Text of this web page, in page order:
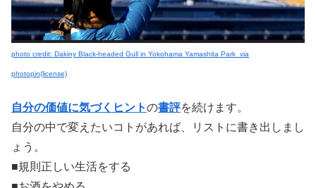
photo credit: Dakiny Black-headed Gull in Yokohama Yamashita Park via
photopin(license)
自分の価値に気づくヒントの書評を続けます。
自分の中で変えたいコトがあれば、リストに書き出しまし
ょう。
■規則正しい生活をする